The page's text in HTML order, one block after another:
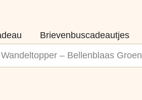
Brievenbuscadeautjes
Wandeltopper – Bellenblaas Groen